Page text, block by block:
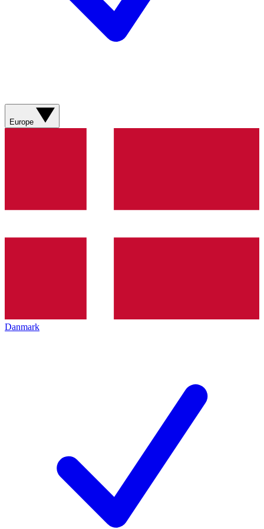
Europe
Danmark